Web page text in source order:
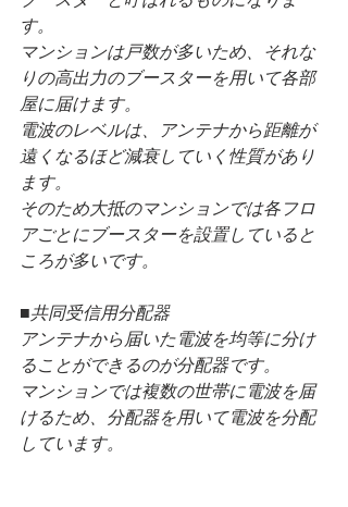
す。
マンションは戸数が多いため、それな
りの高出力のブースターを用いて各部
屋に届けます。
電波のレベルは、アンテナから距離が
遠くなるほど減衰していく性質があり
ます。
そのため大抵のマンションでは各フロ
アごとにブースターを設置していると
ころが多いです。
■共同受信用分配器
アンテナから届いた電波を均等に分け
ることができるのが分配器です。
マンションでは複数の世帯に電波を届
けるため、分配器を用いて電波を分配
しています。